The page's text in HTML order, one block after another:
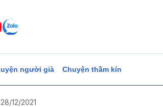
người già Chuyện thầm kín
12/2021